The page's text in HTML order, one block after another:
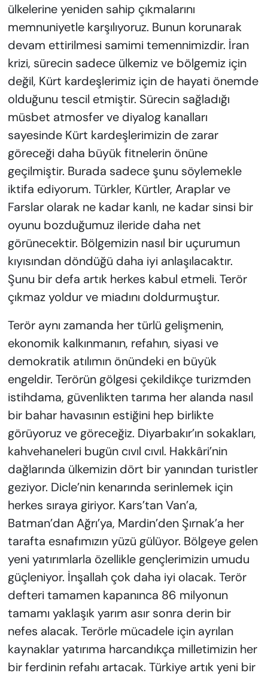
ülkelerine yeniden sahip çıkmalarını
memnuniyetle karşılıyoruz. Bunun korunarak
devam ettirilmesi samimi temennimizdir. İran
krizi, sürecin sadece ülkemiz ve bölgemiz için
değil, Kürt kardeşlerimiz için de hayati önemde
olduğunu tescil etmiştir. Sürecin sağladığı
müsbet atmosfer ve diyalog kanalları
sayesinde Kürt kardeşlerimizin de zarar
göreceği daha büyük fitnelerin önüne
geçilmiştir. Burada sadece şunu söylemekle
iktifa ediyorum. Türkler, Kürtler, Araplar ve
Farslar olarak ne kadar kanlı, ne kadar sinsi bir
oyunu bozduğumuz ileride daha net
görünecektir. Bölgemizin nasıl bir uçurumun
kıyısından döndüğü daha iyi anlaşılacaktır.
Şunu bir defa artık herkes kabul etmeli. Terör
çıkmaz yoldur ve miadını doldurmuştur.
Terör aynı zamanda her türlü gelişmenin,
ekonomik kalkınmanın, refahın, siyasi ve
demokratik atılımın önündeki en büyük
engeldir. Terörün gölgesi çekildikçe turizmden
istihdama, güvenlikten tarıma her alanda nasıl
bir bahar havasının estiğini hep birlikte
görüyoruz ve göreceğiz. Diyarbakır’ın sokakları,
kahvehaneleri bugün cıvıl cıvıl. Hakkâri’nin
dağlarında ülkemizin dört bir yanından turistler
geziyor. Dicle’nin kenarında serinlemek için
herkes sıraya giriyor. Kars’tan Van’a,
Batman’dan Ağrı’ya, Mardin’den Şırnak’a her
tarafta esnafımızın yüzü gülüyor. Bölgeye gelen
yeni yatırımlarla özellikle gençlerimizin umudu
güçleniyor. İnşallah çok daha iyi olacak. Terör
defteri tamamen kapanınca 86 milyonun
tamamı yaklaşık yarım asır sonra derin bir
nefes alacak. Terörle mücadele için ayrılan
kaynaklar yatırıma harcandıkça milletimizin her
bir ferdinin refahı artacak. Türkiye artık yeni bir